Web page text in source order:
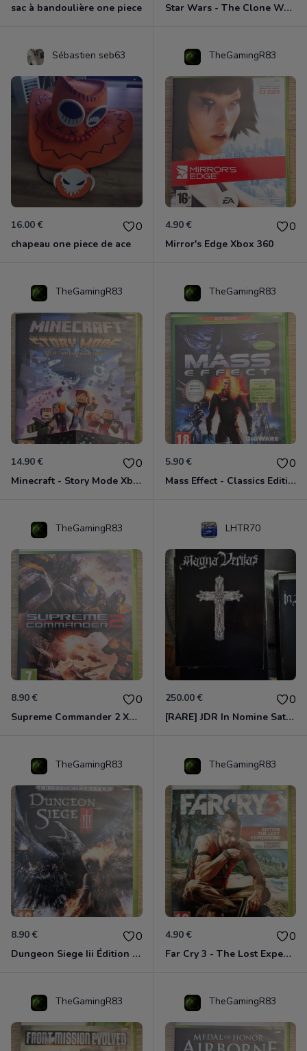
sac à bandoulière one piece Star Wars - The Clone Wars - Les Héros De La République Xbox 360
Sébastien seb63
16.00 € 0
chapeau one piece de ace
TheGamingR83
4.90 € 0
Mirror's Edge Xbox 360
TheGamingR83
14.90 € 0
Minecraft - Story Mode Xbox 360
TheGamingR83
5.90 € 0
Mass Effect - Classics Edition Xbox 360
TheGamingR83
8.90 € 0
Supreme Commander 2 Xbox 360
LHTR70
250.00 € 0
[RARE] JDR In Nomine Satanis / Magna Veritas – 1ère Édition BOÎTE (DOS BLANC, 1989) - CROC / Siroz
TheGamingR83
8.90 € 0
Dungeon Siege Iii Édition Limitée - Vf Intégrale Xbox 360
TheGamingR83
4.90 € 0
Far Cry 3 - The Lost Expeditions - Edition Spéciale Xbox 360
TheGamingR83 TheGamingR83